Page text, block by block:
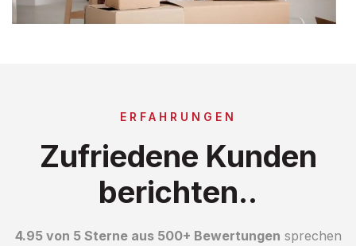
ERFAHRUNGEN
Zufriedene Kunden
berichten..
4.95 von 5 Sterne aus 500+ Bewertungen sprechen